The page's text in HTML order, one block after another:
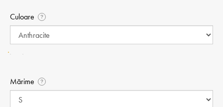
Culoare ?
Mărime ?